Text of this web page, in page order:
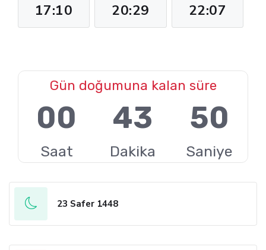
17:10 20:29 22:07
Gün doğumuna kalan süre
00
Saat
43
Dakika
49
Saniye
23 Safer 1448